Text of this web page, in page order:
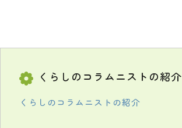
くらしのコラムニストの紹介
くらしのコラムニストの紹介